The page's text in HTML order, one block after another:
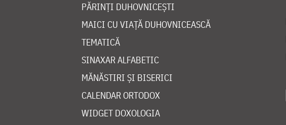
PĂRINȚI DUHOVNICEȘTI
MAICI CU VIAȚĂ DUHOVNICEASCĂ
TEMATICĂ
SINAXAR ALFABETIC
MĂNĂSTIRI ȘI BISERICI
CALENDAR ORTODOX
WIDGET DOXOLOGIA